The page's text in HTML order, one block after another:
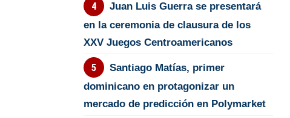
Juan Luis Guerra se presentará
en la ceremonia de clausura de los
XXV Juegos Centroamericanos
Santiago Matías, primer
dominicano en protagonizar un
mercado de predicción en Polymarket